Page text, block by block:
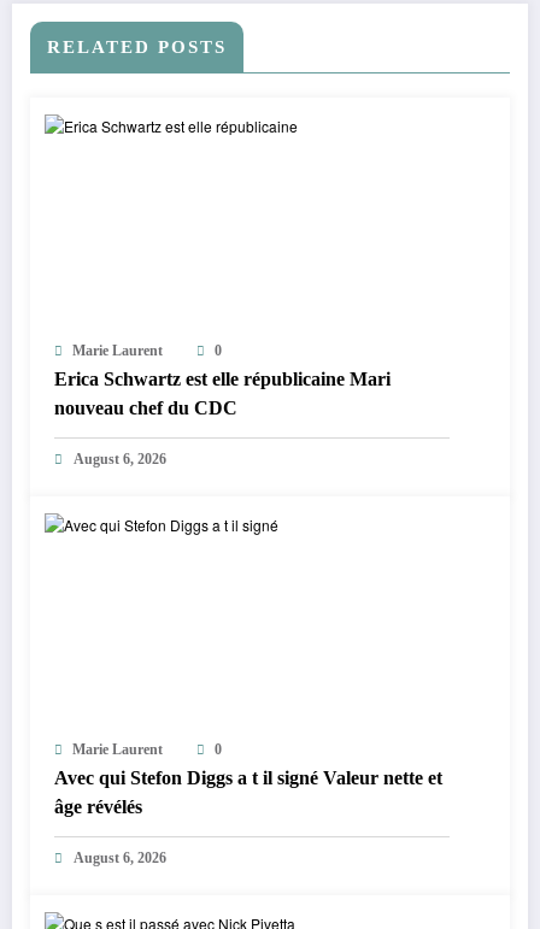
RELATED POSTS
Marie Laurent 0
Erica Schwartz est elle républicaine Mari
nouveau chef du CDC
August 6, 2026
Marie Laurent 0
Avec qui Stefon Diggs a t il signé Valeur nette et
âge révélés
August 6, 2026